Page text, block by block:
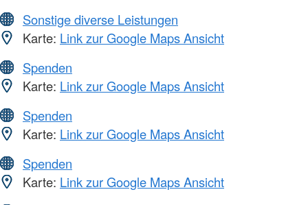
Sonstige diverse Leistungen
Karte: Link zur Google Maps Ansicht
Spenden
Karte: Link zur Google Maps Ansicht
Spenden
Karte: Link zur Google Maps Ansicht
Spenden
Karte: Link zur Google Maps Ansicht